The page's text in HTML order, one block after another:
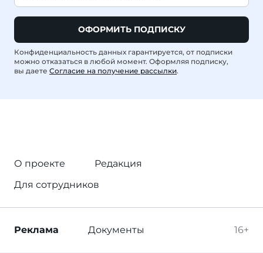
ОФОРМИТЬ ПОДПИСКУ
Конфиденциальность данных гарантируется, от подписки
можно отказаться в любой момент. Оформляя подписку,
вы даете Согласие на получение рассылки.
О проекте
Редакция
Для сотрудников
16+
Реклама Документы